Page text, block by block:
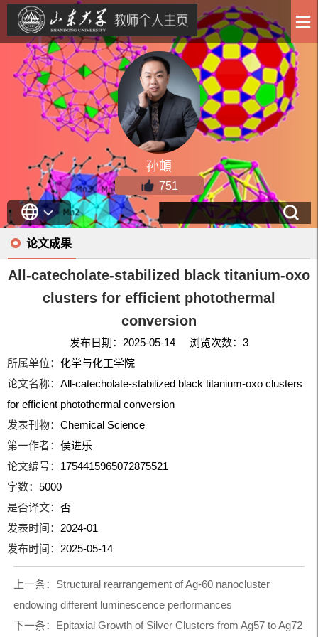
孙頔
751
论文成果
All-catecholate-stabilized black titanium-oxo
clusters for efficient photothermal
conversion
发布日期：2025-05-14 浏览次数： 3
所属单位：化学与化工学院
论文名称：All-catecholate-stabilized black titanium-oxo clusters
for efficient photothermal conversion
发表刊物：Chemical Science
第一作者：侯进乐
论文编号： 1754415965072875521
字数：5000
是否译文：否
发表时间： 2024-01
发布时间： 2025-05-14
上一条： Structural rearrangement of Ag-60 nanocluster
endowing different luminescence performances
下一条： Epitaxial Growth of Silver Clusters from Ag57 to Ag72